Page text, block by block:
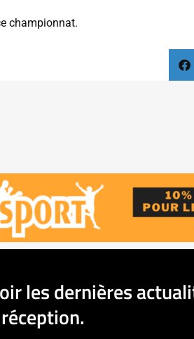
championnat.
les dernières